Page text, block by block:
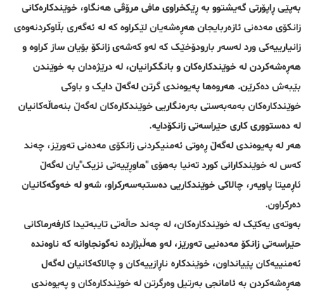
بەپێی ڕاپۆرتی گەیشتوو بە ڕێکخراوی مافی مرۆڤی هەنگاو، خوێندکارەکانی
زانکۆی مەدەنی ئازەربایجان هەڕەشەیان لێکراوە کە لە ئەگەری بڵاوکردنەوەی
زانیارییەکی ورد لەسەر بارودۆخێک کە لەو کەشەی زانکۆ بۆیان ساز کراوە و
هەڕەشەکردن لە خوێندکارەکان و بانگکرانیان، لە درێژەدان بە خوێندن
بێبەش دەکرێن. هەروەها پەیوەندی گرتن لەگەڵ دایک و باوکی
خوێندکارەکان بەمەبەستی بەرەنگاریی خوێندکارەکان لەگەڵ بنەماڵەکانیان
لە دەستووری کاری حێراسەتی زانکۆدایە.
هەر لە پەیوەندی لەگەڵ ڕەوتی ئەمنیکردنی زانکۆی مەدەنی تەورێز، چەند
کەس لە خوێندکارانی کورد تەنیا بەهۆی "هاوڕێیەتی نزیک"یان لەگەڵ
ئاڕمیتا پاویەر، چالاکی خوێندکاریی دەستبەسەرکراو، شەو لە خەوگەکانیان
دەرکراون.
بەوتەی یەکێک لە خوێندکارەکان، لە چەند حاڵەتی تایبەتیدا کارفەرماکانی
حێراسەتی زانکۆ مەدەنیی تەورێز، لەو هەڵبژاردە نەگونجاوانە کە ناوەندە
ئەمنییەکان پێیانداون، خوێندکارە ناڕازییەکان و چالاکەکانیان لەگەل
هەڕەشەکردن بە ئامانجی بەرتیل وەرگرتن لە خوێندکارەکان و پەیوەندی